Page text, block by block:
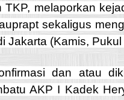
TKP, melaporkan
sekaligus
Jakarta (Kamis,
dan atau
AKP I Kadek